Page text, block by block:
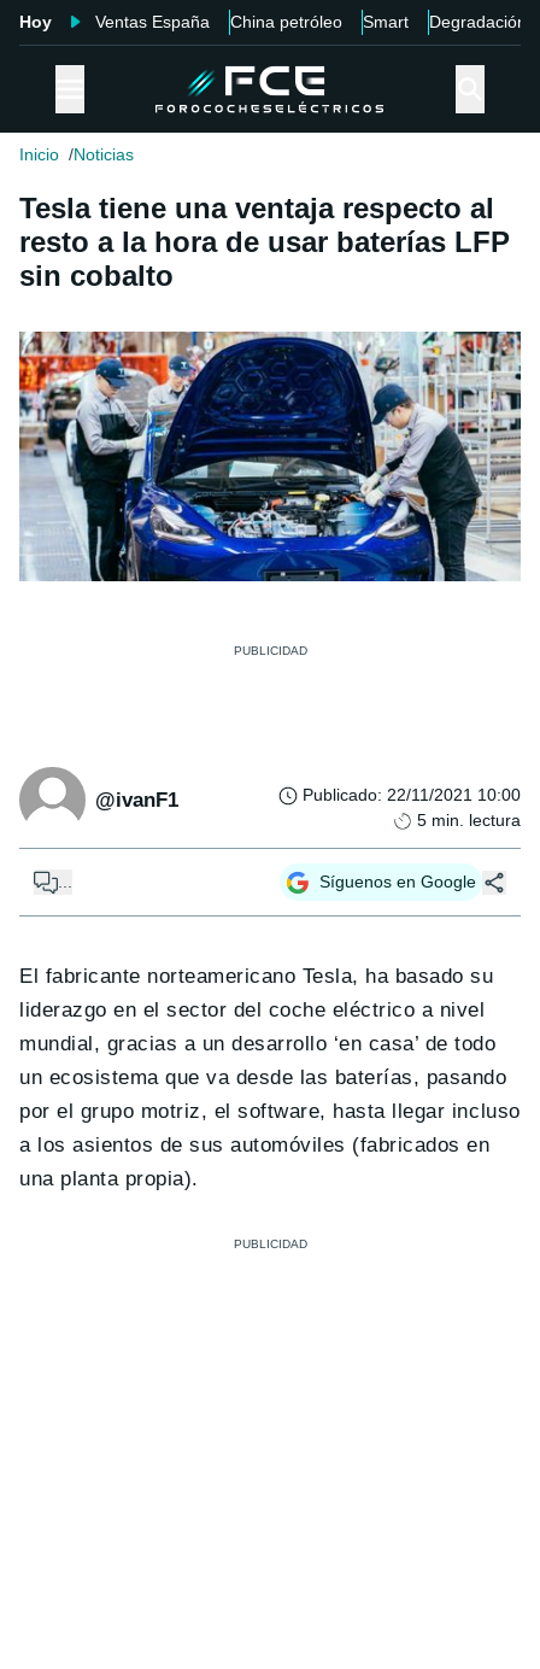
Hoy Ventas España China petróleo Smart Degradación
Inicio Noticias
Tesla tiene una ventaja respecto al
resto a la hora de usar baterías LFP
sin cobalto
@ivanF1 Publicado: 22/11/2021 10:00
5 min. lectura
... Síguenos en Google
El fabricante norteamericano Tesla, ha basado su
liderazgo en el sector del coche eléctrico a nivel
mundial, gracias a un desarrollo ‘en casa’ de todo
un ecosistema que va desde las baterías, pasando
por el grupo motriz, el software, hasta llegar incluso
a los asientos de sus automóviles (fabricados en
una planta propia).